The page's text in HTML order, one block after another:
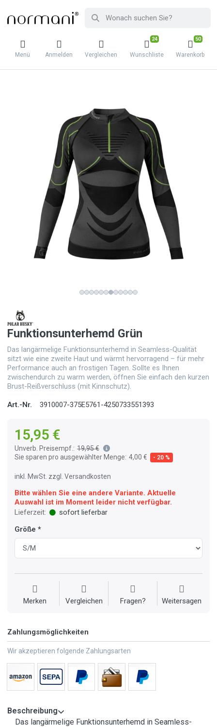
Menü Anmelden Vergleichen
24
Wunschliste
50
Warenkorb
Funktionsunterhemd Grün
Das langärmelige Funktionsunterhemd in Seamless-Qualität
sitzt wie eine zweite Haut und wärmt hervorragend – für mehr
Performance auch an frostigen Tagen. Sollte es Ihnen
zwischendurch zu warm werden, öffnen Sie einfach den kurzen
Brust-Reißverschluss (mit Kinnschutz).
Art.-Nr. 3910007-375E5761-4250733551393
15,95 €
Unverb. Preisempf.: 19,95 €
Sie sparen pro ausgewählter Menge: 4,00 € - 20 %
inkl. MwSt. zzgl. Versandkosten
Bitte wählen Sie eine andere Variante. Aktuelle
Auswahl ist im Moment leider nicht verfügbar.
Lieferzeit:
sofort lieferbar
Größe
Merken Vergleichen Fragen? Weitersagen
Zahlungsmöglichkeiten
Wir akzeptieren folgende Zahlungsarten
Beschreibung
Das langärmelige Funktionsunterhemd in Seamless-